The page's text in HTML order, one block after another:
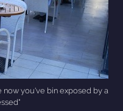
now you've bin exposed by a